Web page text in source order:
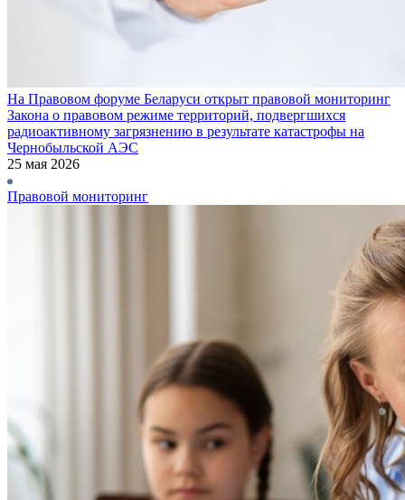
На Правовом форуме Беларуси открыт правовой мониторинг
Закона о правовом режиме территорий, подвергшихся
радиоактивному загрязнению в результате катастрофы на
Чернобыльской АЭС
25 мая 2026
Правовой мониторинг